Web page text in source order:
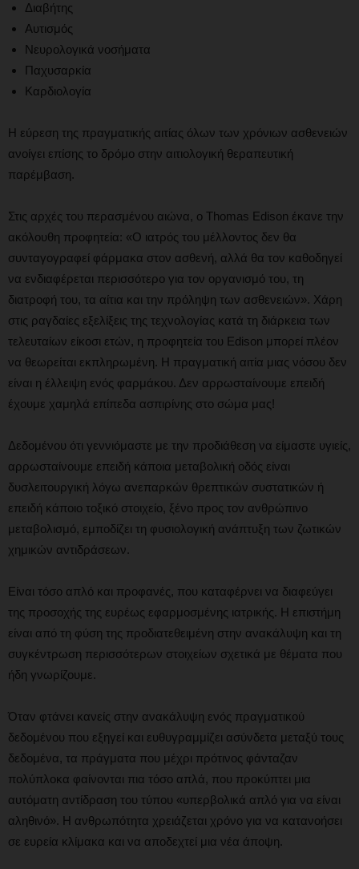
Διαβήτης
Αυτισμός
Νευρολογικά νοσήματα
Παχυσαρκία
Καρδιολογία
Η εύρεση της πραγματικής αιτίας όλων των χρόνιων ασθενειών
ανοίγει επίσης το δρόμο στην αιτιολογική θεραπευτική
παρέμβαση.
Στις αρχές του περασμένου αιώνα, ο Thomas Edison έκανε την
ακόλουθη προφητεία: «Ο ιατρός του μέλλοντος δεν θα
συνταγογραφεί φάρμακα στον ασθενή, αλλά θα τον καθοδηγεί
να ενδιαφέρεται περισσότερο για τον οργανισμό του, τη
διατροφή του, τα αίτια και την πρόληψη των ασθενειών». Χάρη
στις ραγδαίες εξελίξεις της τεχνολογίας κατά τη διάρκεια των
τελευταίων είκοσι ετών, η προφητεία του Edison μπορεί πλέον
να θεωρείται εκπληρωμένη. Η πραγματική αιτία μιας νόσου δεν
είναι η έλλειψη ενός φαρμάκου. Δεν αρρωσταίνουμε επειδή
έχουμε χαμηλά επίπεδα ασπιρίνης στο σώμα μας!
Δεδομένου ότι γεννιόμαστε με την προδιάθεση να είμαστε υγιείς,
αρρωσταίνουμε επειδή κάποια μεταβολική οδός είναι
δυσλειτουργική λόγω ανεπαρκών θρεπτικών συστατικών ή
επειδή κάποιο τοξικό στοιχείο, ξένο προς τον ανθρώπινο
μεταβολισμό, εμποδίζει τη φυσιολογική ανάπτυξη των ζωτικών
χημικών αντιδράσεων.
Είναι τόσο απλό και προφανές, που καταφέρνει να διαφεύγει
της προσοχής της ευρέως εφαρμοσμένης ιατρικής. Η επιστήμη
είναι από τη φύση της προδιατεθειμένη στην ανακάλυψη και τη
συγκέντρωση περισσότερων στοιχείων σχετικά με θέματα που
ήδη γνωρίζουμε.
Όταν φτάνει κανείς στην ανακάλυψη ενός πραγματικού
δεδομένου που εξηγεί και ευθυγραμμίζει ασύνδετα μεταξύ τους
δεδομένα, τα πράγματα που μέχρι πρότινος φάνταζαν
πολύπλοκα φαίνονται πια τόσο απλά, που προκύπτει μια
αυτόματη αντίδραση του τύπου «υπερβολικά απλό για να είναι
αληθινό». Η ανθρωπότητα χρειάζεται χρόνο για να κατανοήσει
σε ευρεία κλίμακα και να αποδεχτεί μια νέα άποψη.